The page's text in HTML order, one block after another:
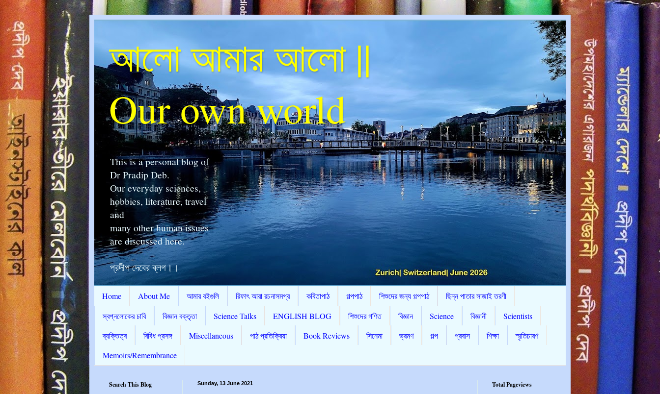
আলো আমার আলো ||
Our own world
This is a personal blog of
Dr Pradip Deb.
Our everyday sciences,
hobbies, literature, travel
and
many other human issues
are discussed here.
প্রদীপ দেবের ব্লগ।।
Home About Me আমার বইগুলি রিফাৎ আরা রচনাসমগ্র কবিতাপাঠ গল্পপাঠ শিশুদের জন্য গল্পপাঠ
ছিন্ন পাতার সাজাই তরণী
স্বপ্নলোকের চাবি
বিজ্ঞান বক্তৃতা Science Talks ENGLISH BLOG শিশুদের গণিত বিজ্ঞান Science বিজ্ঞানী
Scientists
ব্যক্তিত্ব
বিবিধ প্রসঙ্গ Miscellaneous পাঠ প্রতিক্রিয়া Book Reviews সিনেমা ভ্রমণ গল্প প্রবাস শিক্ষা
স্মৃতিচারণ
Memoirs/Remembrance
Sunday, 13 June 2021
Search This Blog Total Pageviews